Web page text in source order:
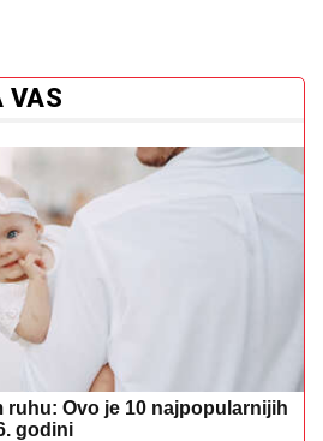
VAS
ruhu: Ovo je 10 najpopularnijih
godini